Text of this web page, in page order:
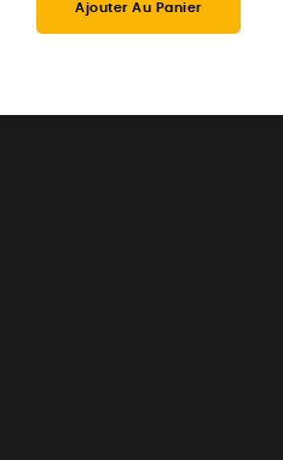
Ajouter Au Panier